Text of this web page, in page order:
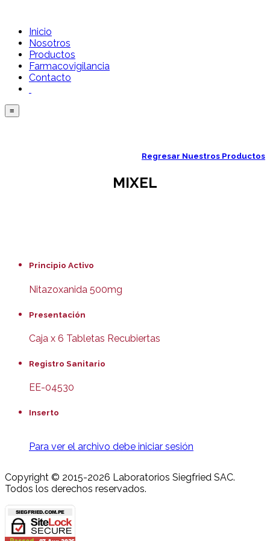
Inicio
Nosotros
Productos
Farmacovigilancia
Contacto
≡
Regresar Nuestros Productos
MIXEL
Principio Activo
Nitazoxanida 500mg
Presentación
Caja x 6 Tabletas Recubiertas
Registro Sanitario
EE-04530
Inserto
Para ver el archivo debe iniciar sesión
Copyright © 2015-2026 Laboratorios Siegfried SAC.
Todos los derechos reservados.